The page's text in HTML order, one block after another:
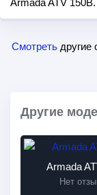
Armada ATV
Смотреть другие
Другие
Armada
Нет